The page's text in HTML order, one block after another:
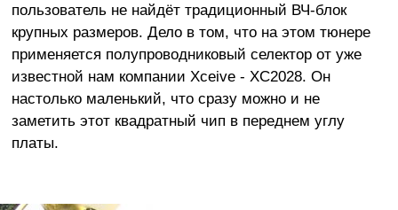
пользователь не найдёт традиционный ВЧ-блок
крупных размеров. Дело в том, что на этом тюнере
применяется полупроводниковый селектор от уже
известной нам компании Xceive - XC2028. Он
настолько маленький, что сразу можно и не
заметить этот квадратный чип в переднем углу
платы.